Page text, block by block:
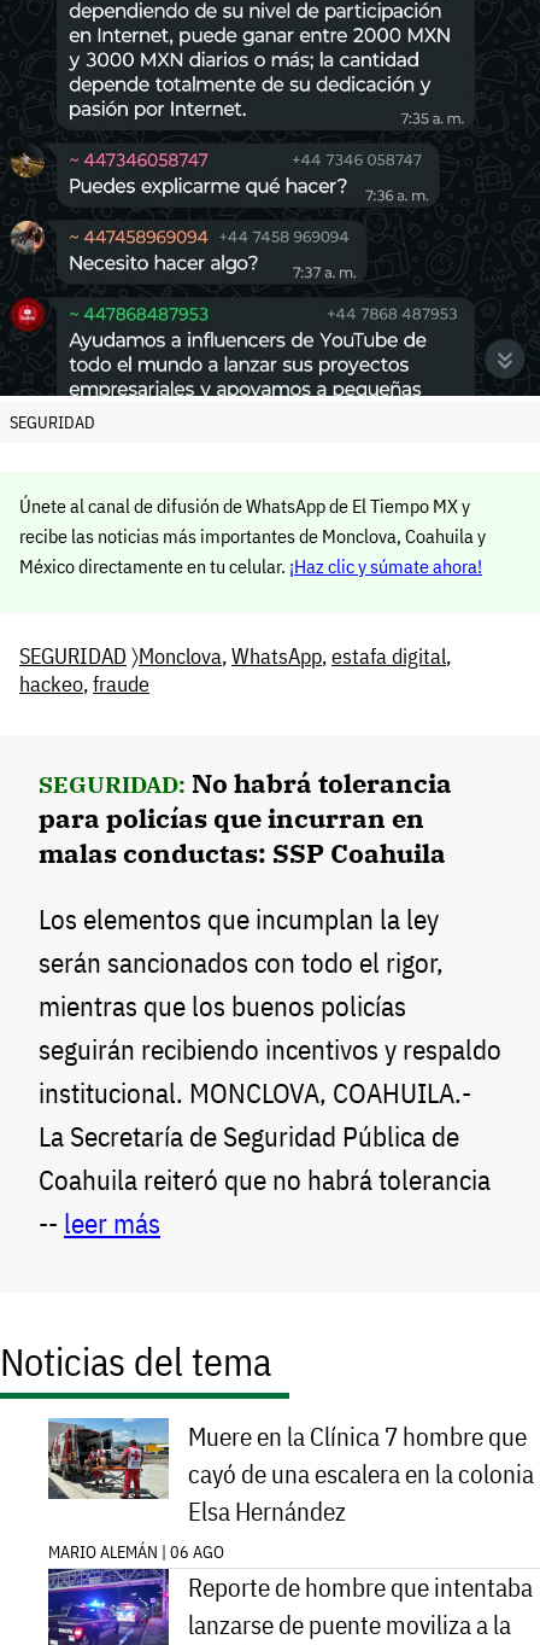
SEGURIDAD
Únete al canal de difusión de WhatsApp de El Tiempo MX y
recibe las noticias más importantes de Monclova, Coahuila y
México directamente en tu celular. ¡Haz clic y súmate ahora!
SEGURIDAD 〉Monclova,WhatsApp,estafa digital,
hackeo,fraude
SEGURIDAD: No habrá tolerancia
para policías que incurran en
malas conductas: SSP Coahuila
Los elementos que incumplan la ley
serán sancionados con todo el rigor,
mientras que los buenos policías
seguirán recibiendo incentivos y respaldo
institucional. MONCLOVA, COAHUILA.-
La Secretaría de Seguridad Pública de
Coahuila reiteró que no habrá tolerancia
-- leer más
Noticias del tema
Muere en la Clínica 7 hombre que
cayó de una escalera en la colonia
Elsa Hernández
MARIO ALEMÁN | 06 AGO
Reporte de hombre que intentaba
lanzarse de puente moviliza a la